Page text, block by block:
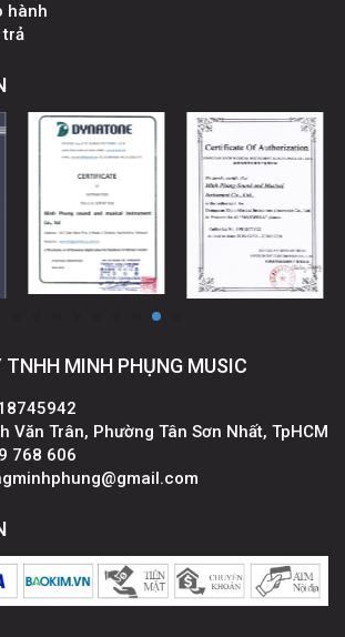
hành
trả
TNHH MINH PHỤNG MUSIC
Văn Trân, Phường Tân Sơn Nhất, TpHCM
768 606